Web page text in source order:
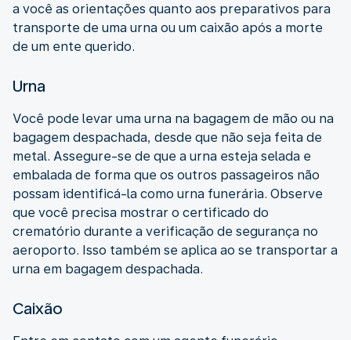
a você as orientações quanto aos preparativos para
transporte de uma urna ou um caixão após a morte
de um ente querido.
Urna
Você pode levar uma urna na bagagem de mão ou na
bagagem despachada, desde que não seja feita de
metal. Assegure-se de que a urna esteja selada e
embalada de forma que os outros passageiros não
possam identificá-la como urna funerária. Observe
que você precisa mostrar o certificado do
crematório durante a verificação de segurança no
aeroporto. Isso também se aplica ao se transportar a
urna em bagagem despachada.
Caixão